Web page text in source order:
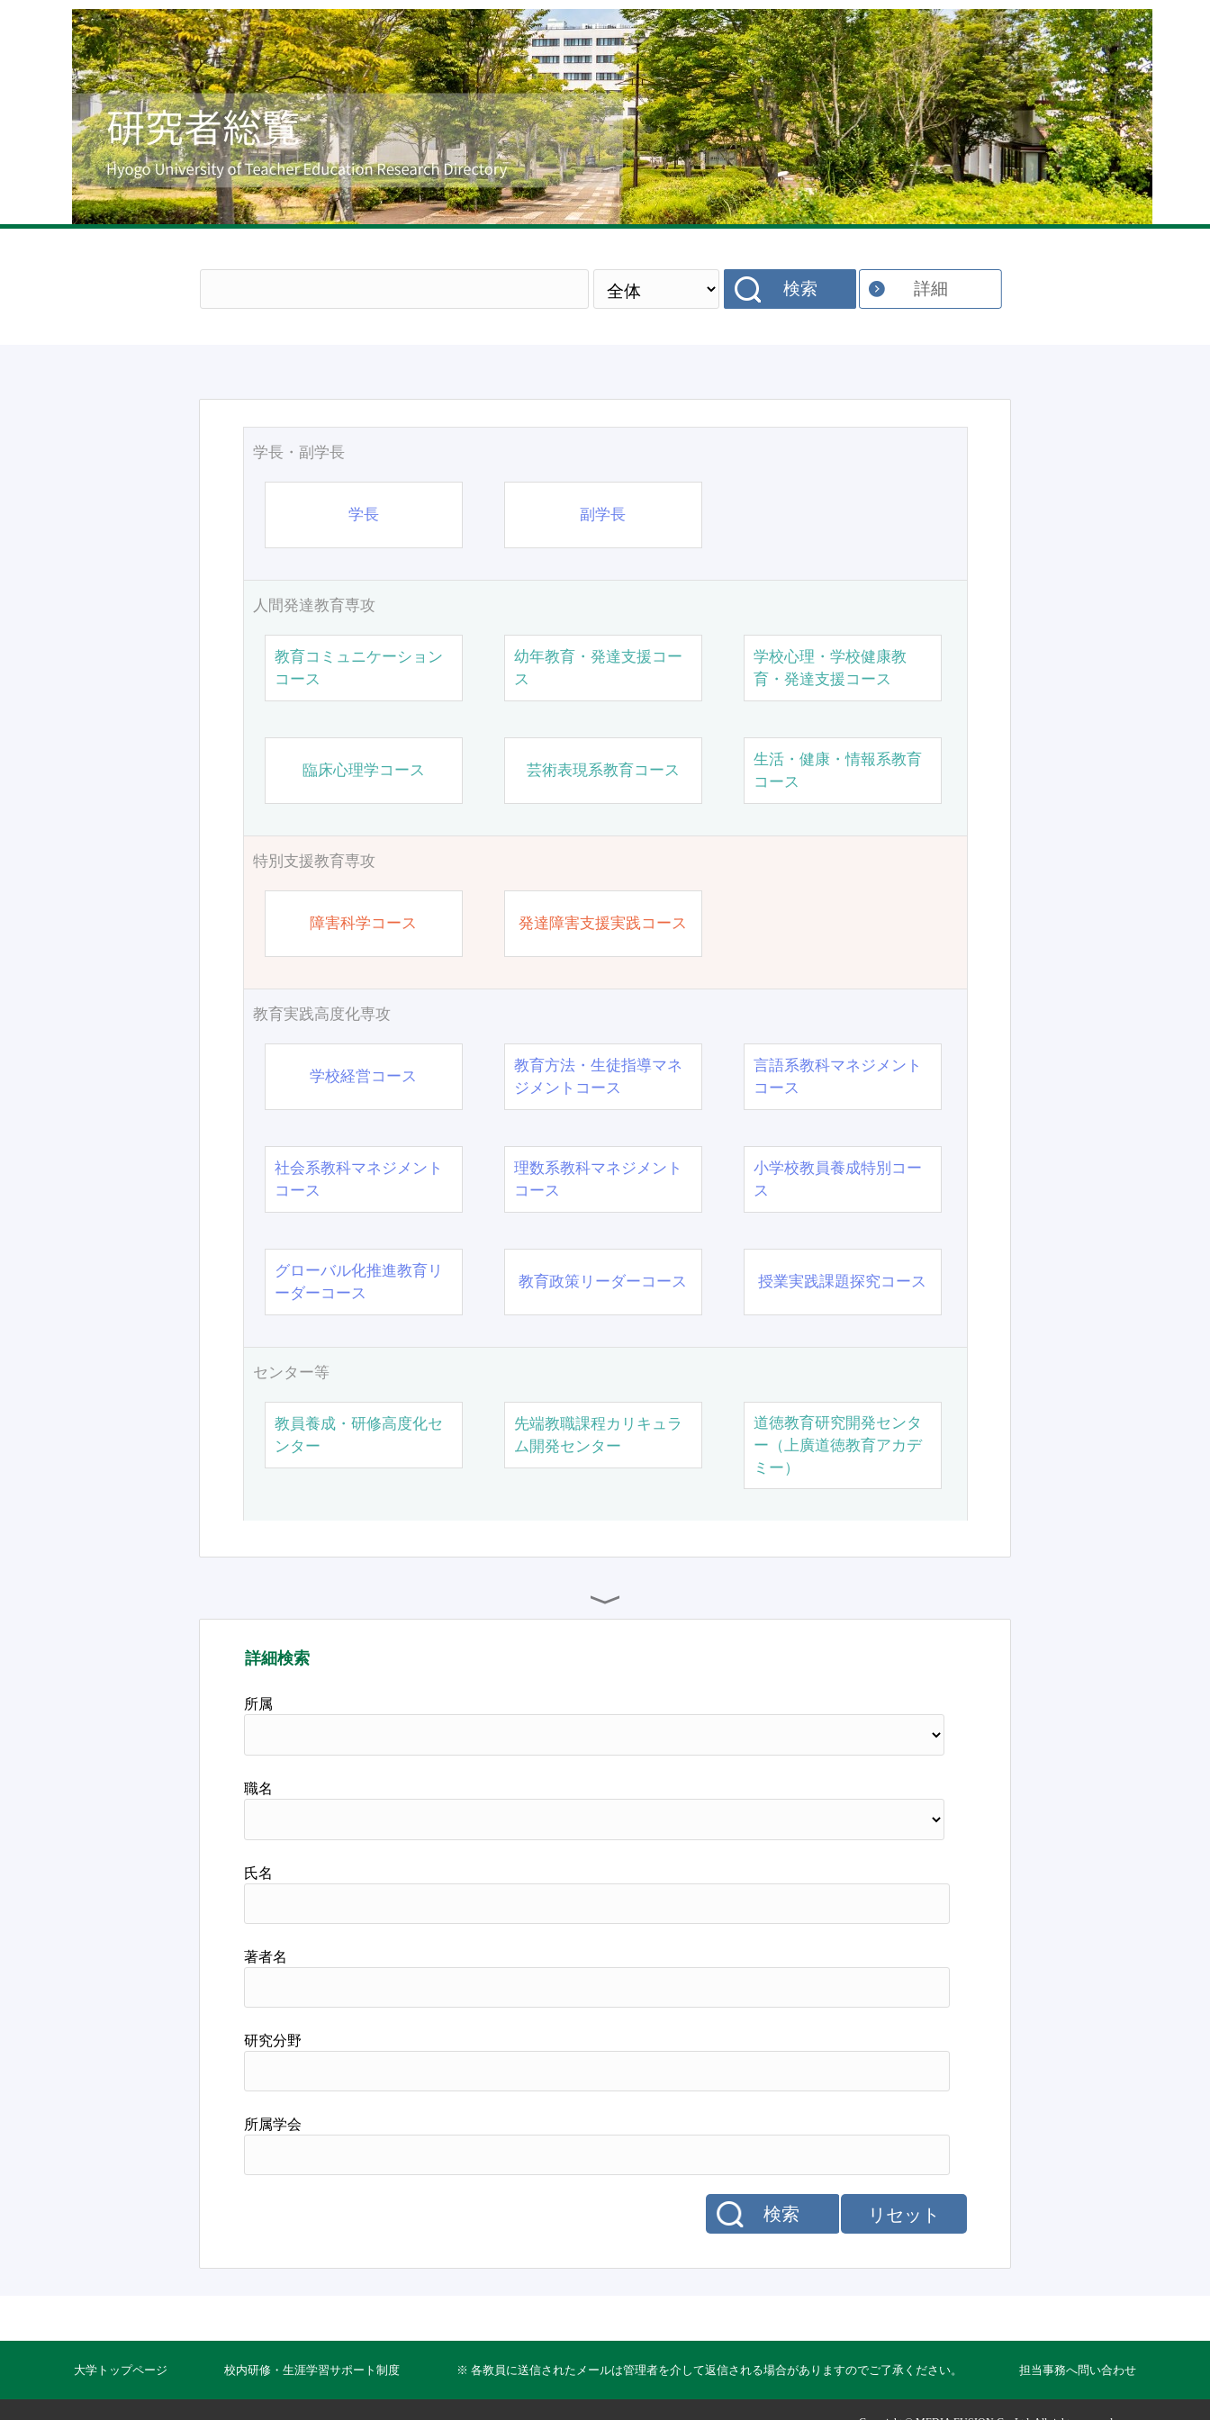
English
検索 詳細
学長・副学長
学長 副学長
人間発達教育専攻
教育コミュニケーション
コース
幼年教育・発達支援コー
ス
学校心理・学校健康教
育・発達支援コース
臨床心理学コース 芸術表現系教育コース
生活・健康・情報系教育
コース
特別支援教育専攻
障害科学コース 発達障害支援実践コース
教育実践高度化専攻
学校経営コース
教育方法・生徒指導マネ
ジメントコース
言語系教科マネジメント
コース
社会系教科マネジメント
コース
理数系教科マネジメント
コース
小学校教員養成特別コー
ス
グローバル化推進教育リ
ーダーコース
教育政策リーダーコース 授業実践課題探究コース
センター等
教員養成・研修高度化セ
ンター
先端教職課程カリキュラ
ム開発センター
道徳教育研究開発センタ
ー（上廣道徳教育アカデ
ミー）
詳細検索
所属
職名
氏名
著者名
研究分野
所属学会
リセット
検索
大学トップページ 校内研修・生涯学習サポート制度 ※ 各教員に送信されたメールは管理者を介して返信される場合がありますのでご了承ください。 担当事務へ問い合わせ